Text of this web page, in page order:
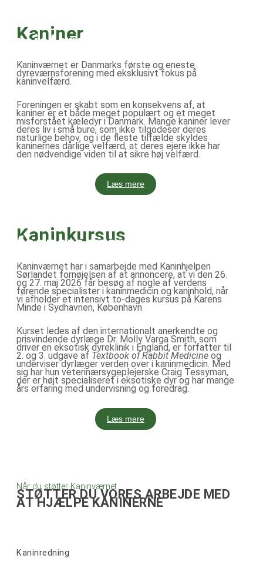
Kaniner
misforståede kæledyr
Kaninværnet er Danmarks første og eneste
dyreværnsforening med eksklusivt fokus på
kaninvelfærd.
Foreningen er skabt som en konsekvens af, at
kaniner er et både meget populært og et meget
misforstået kæledyr i Danmark. Mange kaniner lever
deres liv i små bure, som ikke tilgodeser deres
naturlige behov, og i de fleste tilfælde skyldes
kaninernes dårlige velfærd, at deres ejere ikke har
den nødvendige viden til at sikre høj velfærd.
Læs mere
Kom til to-dages
Kaninkursus
fagpersoner
Kaninværnet har i samarbejde med Kaninhjelpen
Sørlandet fornøjelsen af at annoncere, at vi den 26.
og 27. maj 2026 får besøg af nogle af verdens
førende specialister i kaninmedicin og kaninhold, når
vi afholder et intensivt to-dages kursus på Karens
Minde i Sydhavnen, København
Kurset ledes af den internationalt anerkendte og
prisvindende dyrlæge Dr. Molly Varga Smith, som
driver en eksotisk dyreklinik i England, er forfatter til
2. og 3. udgave af Textbook of Rabbit Medicine og
underviser dyrlæger verden over i kaninmedicin. Med
sig har hun veterinærsygeplejerske Craig Tessyman,
der er højt specialiseret i eksotiske dyr og har mange
års erfaring med undervisning og foredrag.
Læs mere
Når du støtter Kaninværnet
STØTTER DU VORES ARBEJDE MED
AT HJÆLPE KANINERNE
Kaninredning